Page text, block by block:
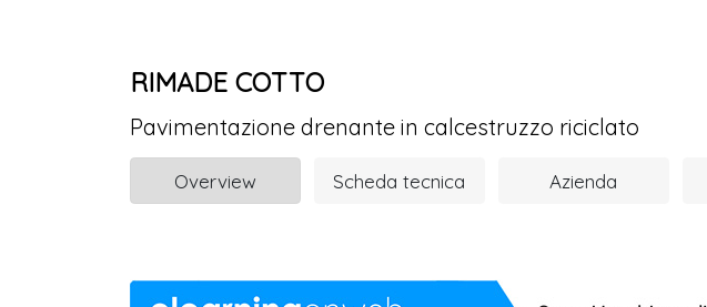
RIMADE COTTO
Pavimentazione drenante in calcestruzzo riciclato
Overview Scheda tecnica Azienda